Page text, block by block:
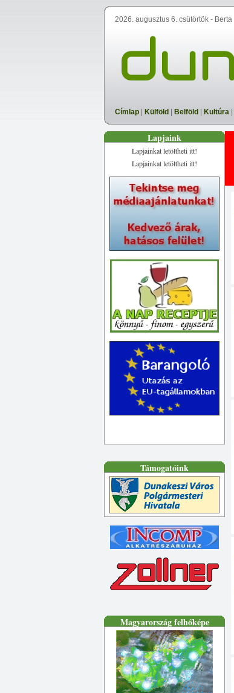
2026. augusztus 6. csütörtök - Berta
Címlap Külföld Belföld Kultúra
Lapjaink
Lapjainkat letöltheti itt!
Lapjainkat letöltheti itt!
Támogatóink
Magyarország felhőképe